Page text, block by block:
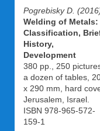
Pogrebisky D.
Welding of Metals:
Classification,
History,
Development
380 pp., 250
a dozen of tables,
x 290 mm, hard
Jerusalem, Israel.
ISBN 978-965-572-
159-1